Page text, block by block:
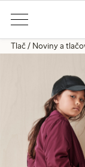
Tlač Noviny a